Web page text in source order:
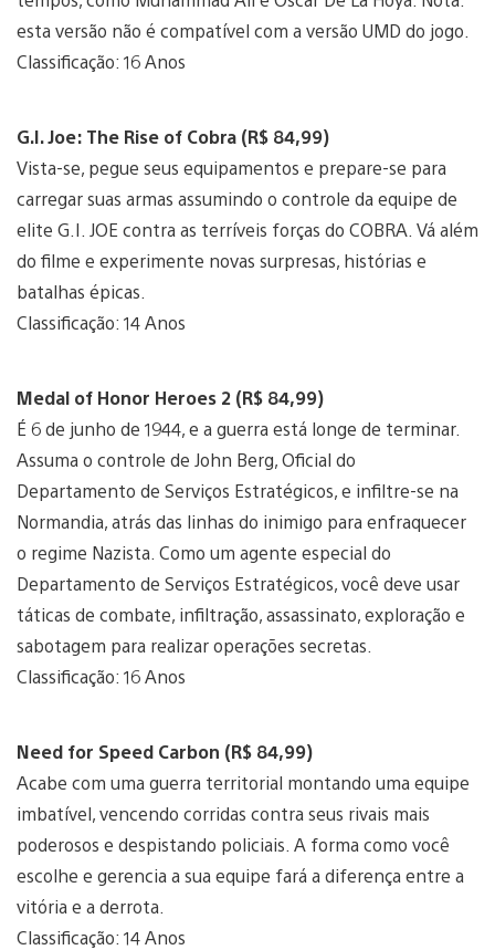
esta versão não é compatível com a versão UMD do jogo.
Classificação: 16 Anos
G.I. Joe: The Rise of Cobra (R$ 84,99)
Vista-se, pegue seus equipamentos e prepare-se para
carregar suas armas assumindo o controle da equipe de
elite G.I. JOE contra as terríveis forças do COBRA. Vá além
do filme e experimente novas surpresas, histórias e
batalhas épicas.
Classificação: 14 Anos
Medal of Honor Heroes 2 (R$ 84,99)
É 6 de junho de 1944, e a guerra está longe de terminar.
Assuma o controle de John Berg, Oficial do
Departamento de Serviços Estratégicos, e infiltre-se na
Normandia, atrás das linhas do inimigo para enfraquecer
o regime Nazista. Como um agente especial do
Departamento de Serviços Estratégicos, você deve usar
táticas de combate, infiltração, assassinato, exploração e
sabotagem para realizar operações secretas.
Classificação: 16 Anos
Need for Speed Carbon (R$ 84,99)
Acabe com uma guerra territorial montando uma equipe
imbatível, vencendo corridas contra seus rivais mais
poderosos e despistando policiais. A forma como você
escolhe e gerencia a sua equipe fará a diferença entre a
vitória e a derrota.
Classificação: 14 Anos